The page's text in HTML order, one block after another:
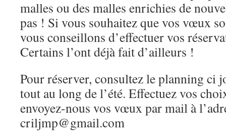
malles ou des malles enrichies de
pas ! Si vous souhaitez que vos vœux
vous conseillons d’effectuer vos
Certains l’ont déjà fait d’ailleurs !
Pour réserver, consultez le planning ci
tout au long de l’été. Effectuez vos
envoyez-nous vos vœux par mail à
criljmp@gmail.com